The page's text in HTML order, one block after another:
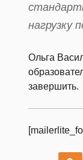
нагрузку
Ольга
завершить.